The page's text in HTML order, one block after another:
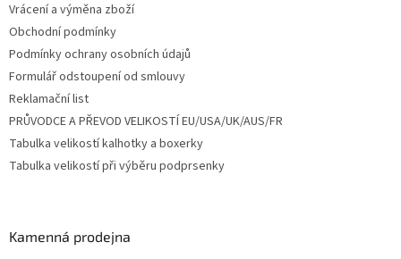
Vrácení a výměna zboží
Obchodní podmínky
Podmínky ochrany osobních údajů
Formulář odstoupení od smlouvy
Reklamační list
PRŮVODCE A PŘEVOD VELIKOSTÍ EU/USA/UK/AUS/FR
Tabulka velikostí kalhotky a boxerky
Tabulka velikostí při výběru podprsenky
Kamenná prodejna